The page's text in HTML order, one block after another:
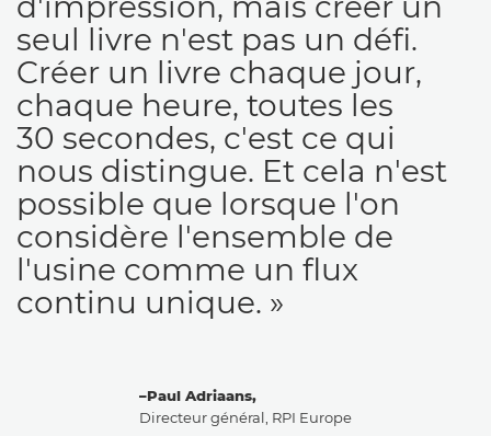
–Paul Adriaans,
Directeur général, RPI Europe
seul livre n'est pas un défi.
Créer un livre chaque jour,
chaque heure, toutes les
30 secondes, c'est ce qui
nous distingue. Et cela n'est
possible que lorsque l'on
considère l'ensemble de
l'usine comme un flux
continu unique. »